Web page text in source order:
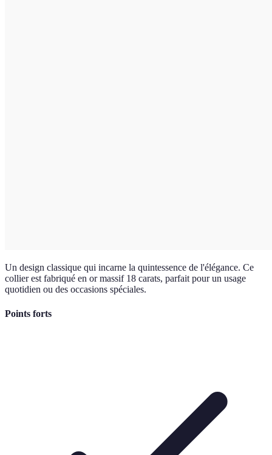
Un design classique qui incarne la quintessence de l'élégance. Ce
collier est fabriqué en or massif 18 carats, parfait pour un usage
quotidien ou des occasions spéciales.
Points forts